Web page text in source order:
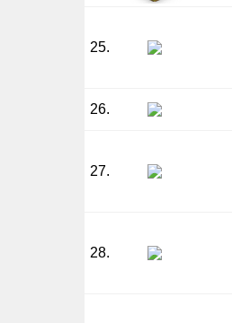
25.
26.
27.
28.